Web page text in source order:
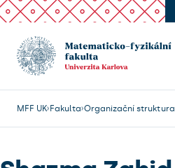
MFF UK Fakulta Organizační struktura